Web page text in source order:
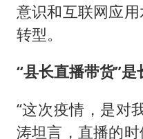
意识和互联网应
转型。
“县长直播带货”是
“这次疫情，是对
涛坦言，直播的